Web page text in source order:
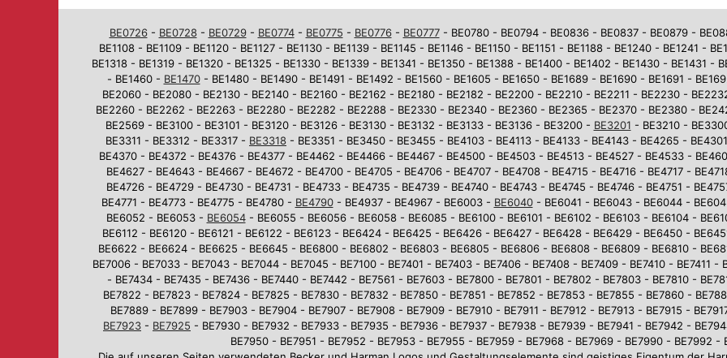
BE0726- BE0728- BE0729- BE0774- BE0775 - BE0776- BE0777- BE0780 - BE0794 - BE0836 - BE0837 - BE0879 -
BE1108 - BE1109 - BE1120 - BE1127 - BE1130 - BE1139 - BE1145 - BE1146 - BE1150 - BE1151 - BE1188 - BE1240 - BE1241 -
BE1318 - BE1319 - BE1320 - BE1325 - BE1330 - BE1339 - BE1341 - BE1350 - BE1388 - BE1400 - BE1402 - BE1430 - BE1431 -
- BE1460 - BE1470- BE1480 - BE1490 - BE1491 - BE1492 - BE1560 - BE1605 - BE1650 - BE1689 - BE1690 - BE1691 -
BE2060 - BE2080 - BE2130 - BE2140 - BE2160 - BE2162 - BE2180 - BE2182 - BE2200 - BE2210 - BE2211 - BE2230 -
BE2260 - BE2262 - BE2263 - BE2280 - BE2282 - BE2288 - BE2330 - BE2340 - BE2360 - BE2365 - BE2370 - BE2380 -
BE2569 - BE3100 - BE3101 - BE3120 - BE3126 - BE3130 - BE3132 - BE3133 - BE3136 - BE3200 - BE3201 - BE3210 -
BE3311 - BE3312 - BE3317 - BE3318 - BE3351 - BE3450 - BE3455 - BE4103 - BE4113 - BE4133 - BE4143 - BE4265 -
BE4370 - BE4372 - BE4376 - BE4377 - BE4462 - BE4466 - BE4467 - BE4500 - BE4503 - BE4513 - BE4527 - BE4533 -
BE4627 - BE4643 - BE4667 - BE4672 - BE4700 - BE4705 - BE4706 - BE4707 - BE4708 - BE4715 - BE4716 - BE4717 -
BE4726 - BE4729 - BE4730 - BE4731 - BE4733 - BE4735 - BE4739 - BE4740 - BE4743 - BE4745 - BE4746 - BE4751 -
BE4771 - BE4773 - BE4775 - BE4780 - BE4790- BE4937 - BE4967 - BE6003 - BE6040- BE6041 - BE6043 - BE6044 -
BE6052 - BE6053 - BE6054- BE6055 - BE6056 - BE6058 - BE6085 - BE6100 - BE6101 - BE6102 - BE6103 - BE6104 -
BE6112 - BE6120 - BE6121 - BE6122 - BE6123 - BE6424 - BE6425 - BE6426 - BE6427 - BE6428 - BE6429 - BE6450 -
BE6622 - BE6624 - BE6625 - BE6645 - BE6800 - BE6802 - BE6803 - BE6805 - BE6806 - BE6808 - BE6809 - BE6810 -
BE7006 - BE7033 - BE7043 - BE7044 - BE7045 - BE7100 - BE7401 - BE7403 - BE7406 - BE7408 - BE7409 - BE7410 - BE7411 -
- BE7434 - BE7435 - BE7436 - BE7440 - BE7442 - BE7561 - BE7603 - BE7800 - BE7801 - BE7802 - BE7803 - BE7810 -
BE7822 - BE7823 - BE7824 - BE7825 - BE7830 - BE7832 - BE7850 - BE7851 - BE7852 - BE7853 - BE7855 - BE7860 -
BE7889 - BE7899 - BE7903 - BE7904 - BE7907 - BE7908 - BE7909 - BE7910 - BE7911 - BE7912 - BE7913 - BE7915 -
BE7923 - BE7925 - BE7930 - BE7932 - BE7933 - BE7935 - BE7936 - BE7937 - BE7938 - BE7939 - BE7941 - BE7942 -
BE7950 - BE7951 - BE7952 - BE7953 - BE7955 - BE7959 - BE7968 - BE7969 - BE7990 - BE7992 -